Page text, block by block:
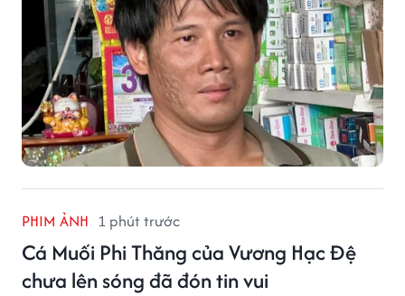
PHIM ẢNH 1 phút trước
Cá Muối Phi Thăng của Vương Hạc Đệ
chưa lên sóng đã đón tin vui